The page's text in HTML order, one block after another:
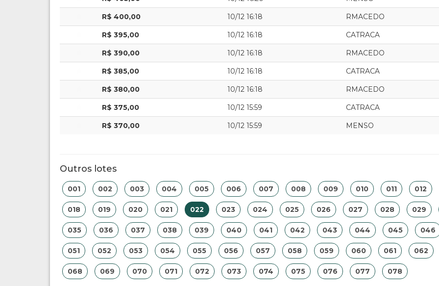
R$ 400,00 10/12 16:18 RMACEDO
R$ 395,00 10/12 16:18 CATRACA
R$ 390,00 10/12 16:18 RMACEDO
R$ 385,00 10/12 16:18 CATRACA
R$ 380,00 10/12 16:18 RMACEDO
R$ 375,00 10/12 15:59 CATRACA
R$ 370,00 10/12 15:59 MENSO
Outros lotes
001 002 003 004 005 006 007 008 009 010 011 012
018 019 020 021 022 023 024 025 026 027 028 029
035 036 037 038 039 040 041 042 043 044 045 046
051 052 053 054 055 056 057 058 059 060 061 062
068 069 070 071 072 073 074 075 076 077 078